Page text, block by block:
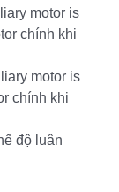
motor is
chính khi
motor is
chính khi
độ luân